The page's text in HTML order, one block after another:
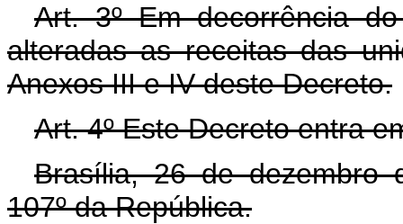
Art. 3º Em decorrência
alteradas as receitas das
Anexos III e IV deste Decreto.
Art. 4º Este Decreto entra
Brasília, 26 de dezembro
107º da República.